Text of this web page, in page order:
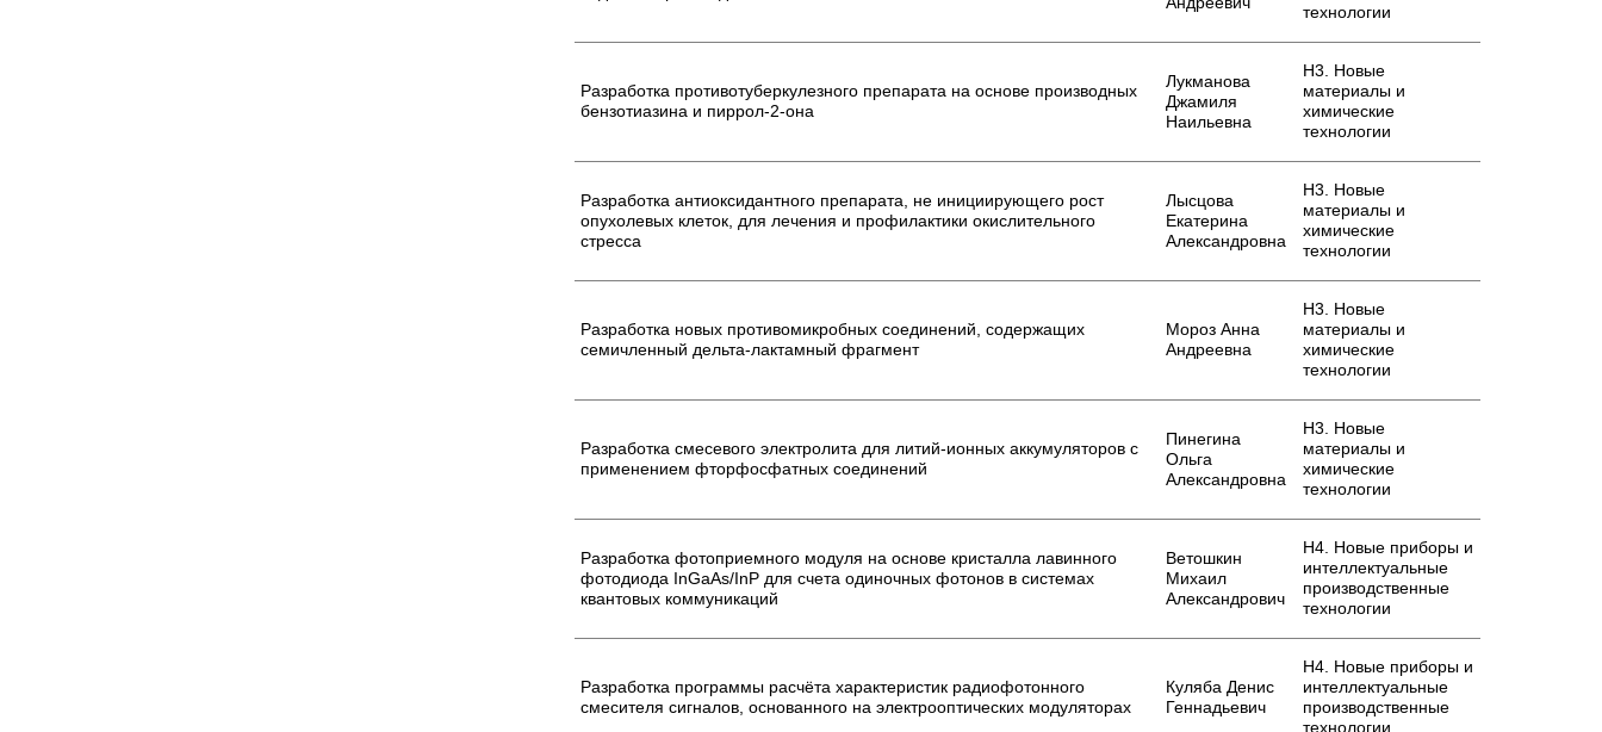
технологии
Разработка противотуберкулезного препарата на основе производных
бензотиазина и пиррол-2-она
Лукманова
Джамиля
Наильевна
Н3. Новые
материалы и
химические
технологии
Разработка антиоксидантного препарата, не инициирующего рост
опухолевых клеток, для лечения и профилактики окислительного
стресса
Лысцова
Екатерина
Александровна
Н3. Новые
материалы и
химические
технологии
Разработка новых противомикробных соединений, содержащих
семичленный дельта-лактамный фрагмент
Мороз Анна
Андреевна
Н3. Новые
материалы и
химические
технологии
Разработка смесевого электролита для литий-ионных аккумуляторов с
применением фторфосфатных соединений
Пинегина
Ольга
Александровна
Н3. Новые
материалы и
химические
технологии
Разработка фотоприемного модуля на основе кристалла лавинного
фотодиода InGaAs/InP для счета одиночных фотонов в системах
квантовых коммуникаций
Ветошкин
Михаил
Александрович
Н4. Новые приборы и
интеллектуальные
производственные
технологии
Разработка программы расчёта характеристик радиофотонного
смесителя сигналов, основанного на электрооптических модуляторах
Куляба Денис
Геннадьевич
Н4. Новые приборы и
интеллектуальные
производственные
технологии